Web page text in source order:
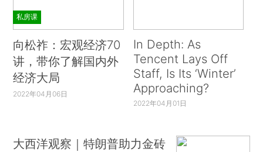
私房课
向松祚：宏观经济70
讲，带你了解国内外
经济大局
2022年04月06日
In Depth: As
Tencent Lays Off
Staff, Is Its ‘Winter’
Approaching?
2022年04月01日
大西洋观察｜特朗普助力金砖